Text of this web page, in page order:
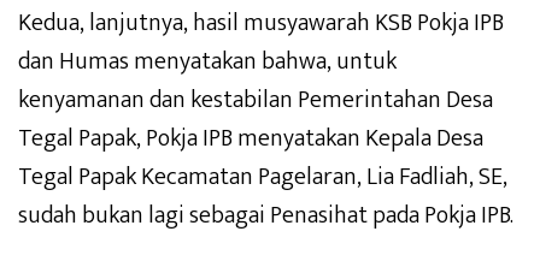
Kedua, lanjutnya, hasil musyawarah KSB Pokja IPB
dan Humas menyatakan bahwa, untuk
kenyamanan dan kestabilan Pemerintahan Desa
Tegal Papak, Pokja IPB menyatakan Kepala Desa
Tegal Papak Kecamatan Pagelaran, Lia Fadliah, SE,
sudah bukan lagi sebagai Penasihat pada Pokja IPB.